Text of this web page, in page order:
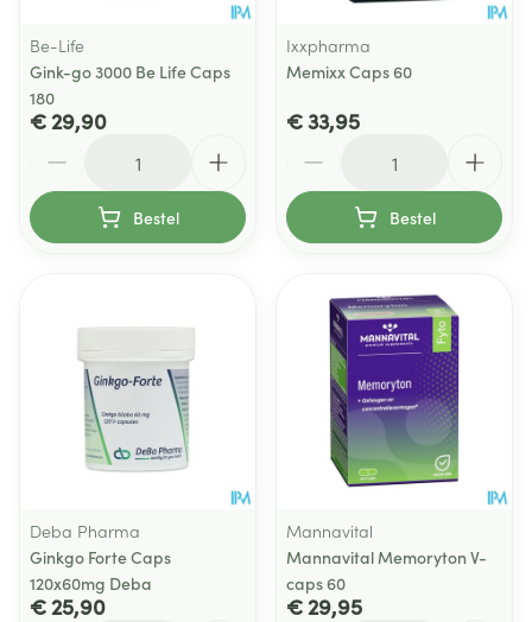
Be-Life
Gink-go 3000 Be Life Caps
180
€ 29,90
Bestel
Ixxpharma
Memixx Caps 60
€ 33,95
Bestel
Deba Pharma
Ginkgo Forte Caps
120x60mg Deba
€ 25,90
Mannavital
Mannavital Memoryton V-
caps 60
€ 29,95